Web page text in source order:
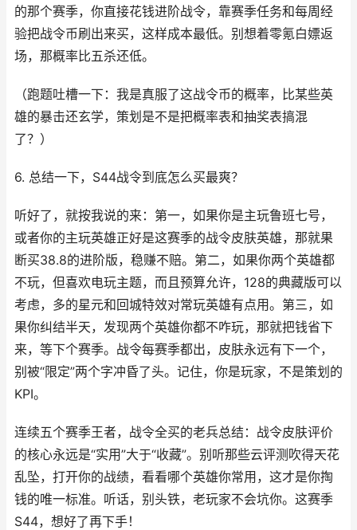
的那个赛季，你直接花钱进阶战令，靠赛季任务和每周经
验把战令币刷出来买，这样成本最低。别想着零氪白嫖返
场，那概率比五杀还低。
（跑题吐槽一下：我是真服了这战令币的概率，比某些英
雄的暴击还玄学，策划是不是把概率表和抽奖表搞混
了？）
6. 总结一下，S44战令到底怎么买最爽？
听好了，就按我说的来：第一，如果你是主玩鲁班七号，
或者你的主玩英雄正好是这赛季的战令皮肤英雄，那就果
断买38.8的进阶版，稳赚不赔。第二，如果你两个英雄都
不玩，但喜欢电玩主题，而且预算允许，128的典藏版可以
考虑，多的星元和回城特效对常玩英雄有点用。第三，如
果你纠结半天，发现两个英雄你都不咋玩，那就把钱省下
来，等下个赛季。战令每赛季都出，皮肤永远有下一个，
别被“限定”两个字冲昏了头。记住，你是玩家，不是策划的
KPI。
连续五个赛季王者，战令全买的老兵总结：战令皮肤评价
的核心永远是“实用”大于“收藏”。别听那些云评测吹得天花
乱坠，打开你的战绩，看看哪个英雄你常用，这才是你掏
钱的唯一标准。听话，别头铁，老玩家不会坑你。这赛季
S44，想好了再下手！